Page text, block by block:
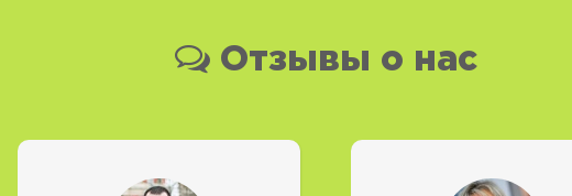
Отзывы о нас